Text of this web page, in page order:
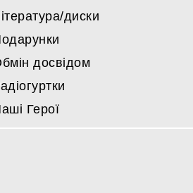
диски
досвідом
Герої